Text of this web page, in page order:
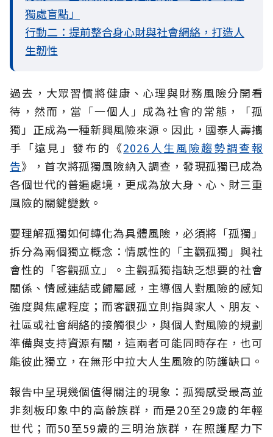
獨處盲點」
行動二：提前整合身心財與社會網絡，打造人
生韌性
過去，大眾習慣將健康、心理與財務風險分開看
待，然而，當「一個人」成為社會的常態，「孤
獨」正成為一種新興風險來源。因此，國泰人壽攜
手「遠見」發布的《2026人生風險趨勢調查報
告》，首次將孤獨風險納入調查，發現孤獨已成為
各個世代的普遍處境，更成為放大身、心、財三重
風險的關鍵變數。
要理解孤獨如何轉化為具體風險，必須將「孤獨」
拆分為兩個獨立概念：情感性的「主觀孤獨」與社
會性的「客觀孤立」。主觀孤獨指缺乏想要的社會
關係、情感連結或歸屬感，主導個人對風險的感知
強度與焦慮程度；而客觀孤立則指與家人、朋友、
社區或社會網絡的接觸很少，與個人對風險的規劃
準備與支持資源有關，這兩者可能同時存在，也可
能彼此獨立，在無形中拉大人生風險的防護缺口。
報告中呈現幾個值得關注的現象：孤獨感受最高並
非刻板印象中的高齡族群，而是20至29歲的年輕
世代；而50至59歲的三明治族群，在照護壓力下